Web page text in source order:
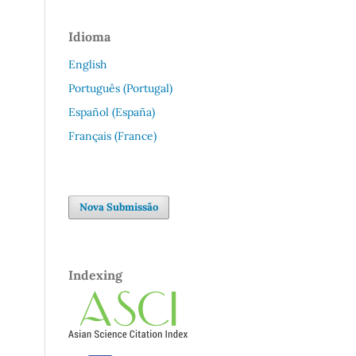
Idioma
English
Português (Portugal)
Español (España)
Français (France)
Nova Submissão
Indexing